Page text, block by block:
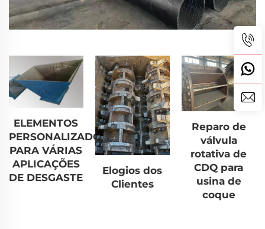
ELEMENTOS
PERSONALIZADOS
PARA VÁRIAS
APLICAÇÕES
DE DESGASTE
Elogios dos
Clientes
Reparo de
válvula
rotativa de
CDQ para
usina de
coque